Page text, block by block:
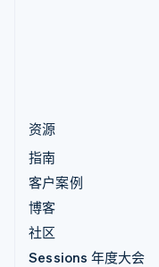
资源
指南
客户案例
博客
社区
Sessions 年度大会